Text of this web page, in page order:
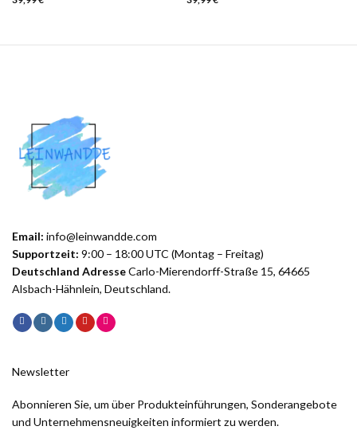
Email: info@leinwandde.com
Supportzeit: 9:00 – 18:00 UTC (Montag – Freitag)
Deutschland AdresseCarlo-Mierendorff-Straße 15, 64665
Alsbach-Hähnlein, Deutschland.
Newsletter
Abonnieren Sie, um über Produkteinführungen, Sonderangebote
und Unternehmensneuigkeiten informiert zu werden.